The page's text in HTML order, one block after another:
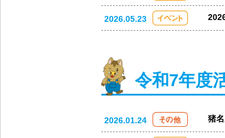
2026.05.23
令和7年度
2026.01.24 猪